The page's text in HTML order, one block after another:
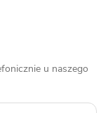
u naszego